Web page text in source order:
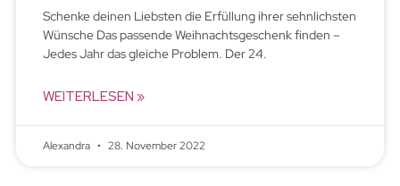
Schenke deinen Liebsten die Erfüllung ihrer sehnlichsten
Wünsche Das passende Weihnachtsgeschenk finden –
Jedes Jahr das gleiche Problem. Der 24.
WEITERLESEN »
Alexandra 28. November 2022